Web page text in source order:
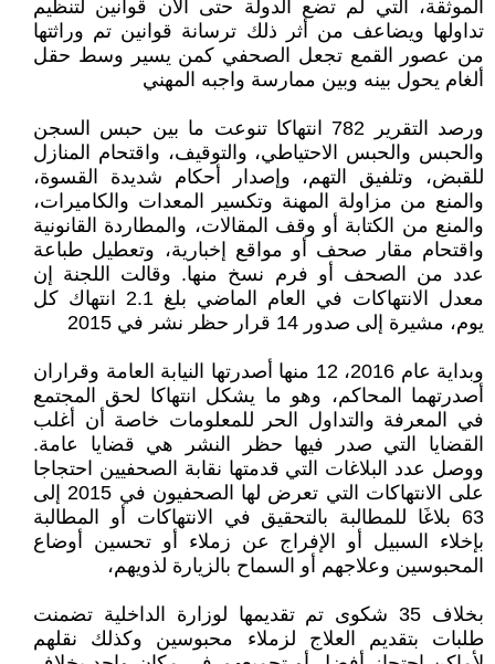
الموثقة، التي لم تضع الدولة حتى الآن قوانين لتنظيم
تداولها ويضاعف من أثر ذلك ترسانة قوانين تم وراثتها
من عصور القمع تجعل الصحفي كمن يسير وسط حقل
ألغام يحول بينه وبين ممارسة واجبه المهني
ورصد التقرير 782 انتهاكا تنوعت ما بين حبس السجن
والحبس والحبس الاحتياطي، والتوقيف، واقتحام المنازل
للقبض، وتلفيق التهم، وإصدار أحكام شديدة القسوة،
والمنع من مزاولة المهنة وتكسير المعدات والكاميرات،
والمنع من الكتابة أو وقف المقالات، والمطاردة القانونية
واقتحام مقار صحف أو مواقع إخبارية، وتعطيل طباعة
عدد من الصحف أو فرم نسخ منها. وقالت اللجنة إن
معدل الانتهاكات في العام الماضي بلغ 2.1 انتهاك كل
يوم، مشيرة إلى صدور 14 قرار حظر نشر في 2015
وبداية عام 2016، 12 منها أصدرتها النيابة العامة وقراران
أصدرتهما المحاكم، وهو ما يشكل انتهاكا لحق المجتمع
في المعرفة والتداول الحر للمعلومات خاصة أن أغلب
القضايا التي صدر فيها حظر النشر هي قضايا عامة.
ووصل عدد البلاغات التي قدمتها نقابة الصحفيين احتجاجا
على الانتهاكات التي تعرض لها الصحفيون في 2015 إلى
63 بلاغَا للمطالبة بالتحقيق في الانتهاكات أو المطالبة
بإخلاء السبيل أو الإفراج عن زملاء أو تحسين أوضاع
المحبوسين وعلاجهم أو السماح بالزيارة لذويهم،
بخلاف 35 شكوى تم تقديمها لوزارة الداخلية تضمنت
طلبات بتقديم العلاج لزملاء محبوسين وكذلك نقلهم